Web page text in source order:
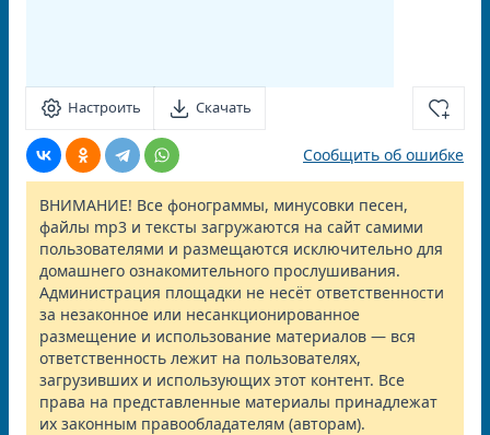
Настроить Скачать
Сообщить об ошибке
ВНИМАНИЕ! Все фонограммы, минусовки песен,
файлы mp3 и тексты загружаются на сайт самими
пользователями и размещаются исключительно для
домашнего ознакомительного прослушивания.
Администрация площадки не несёт ответственности
за незаконное или несанкционированное
размещение и использование материалов — вся
ответственность лежит на пользователях,
загрузивших и использующих этот контент. Все
права на представленные материалы принадлежат
их законным правообладателям (авторам).